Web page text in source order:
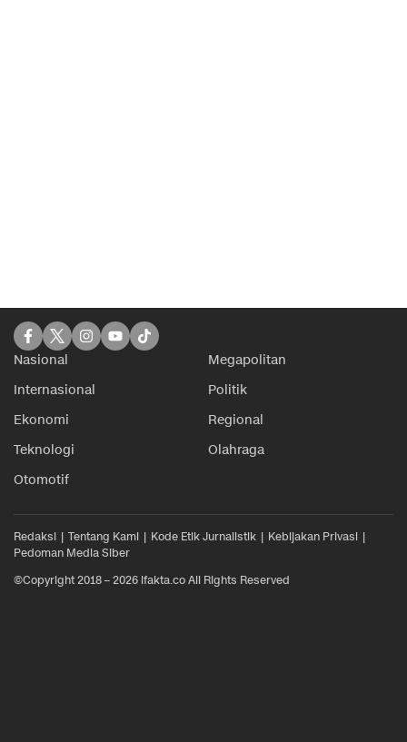
Nasional
Megapolitan
Internasional
Politik
Ekonomi
Regional
Teknologi
Olahraga
Otomotif
Redaksi Tentang Kami Kode Etik Jurnalistik
Kebijakan Privasi
Pedoman Media Siber
©Copyright 2018 – 2026 ifakta.co All Rights Reserved